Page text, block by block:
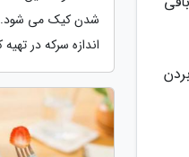
شدن کیک می شود.
اندازه سرکه در